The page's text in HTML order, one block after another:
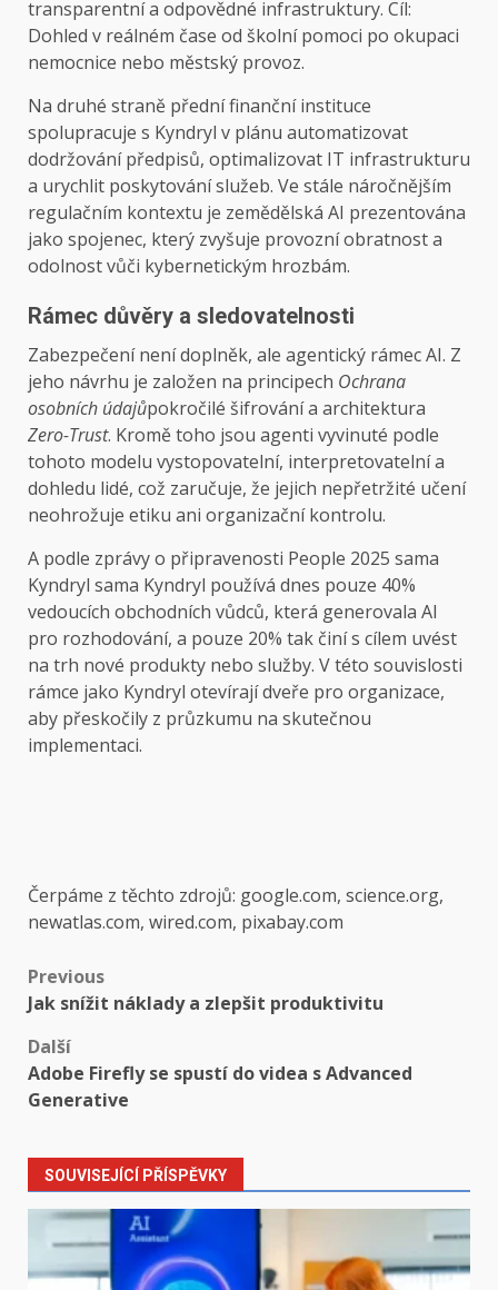
transparentní a odpovědné infrastruktury. Cíl:
Dohled v reálném čase od školní pomoci po okupaci
nemocnice nebo městský provoz.
Na druhé straně přední finanční instituce
spolupracuje s Kyndryl v plánu automatizovat
dodržování předpisů, optimalizovat IT infrastrukturu
a urychlit poskytování služeb. Ve stále náročnějším
regulačním kontextu je zemědělská AI prezentována
jako spojenec, který zvyšuje provozní obratnost a
odolnost vůči kybernetickým hrozbám.
Rámec důvěry a sledovatelnosti
Zabezpečení není doplněk, ale agentický rámec AI. Z
jeho návrhu je založen na principech Ochrana
osobních údajůpokročilé šifrování a architektura
Zero-Trust. Kromě toho jsou agenti vyvinuté podle
tohoto modelu vystopovatelní, interpretovatelní a
dohledu lidé, což zaručuje, že jejich nepřetržité učení
neohrožuje etiku ani organizační kontrolu.
A podle zprávy o připravenosti People 2025 sama
Kyndryl sama Kyndryl používá dnes pouze 40%
vedoucích obchodních vůdců, která generovala AI
pro rozhodování, a pouze 20% tak činí s cílem uvést
na trh nové produkty nebo služby. V této souvislosti
rámce jako Kyndryl otevírají dveře pro organizace,
aby přeskočily z průzkumu na skutečnou
implementaci.
Čerpáme z těchto zdrojů: google.com, science.org,
newatlas.com, wired.com, pixabay.com
Post
navigation
Previous
Jak snížit náklady a zlepšit produktivitu
Další
Adobe Firefly se spustí do videa s Advanced
Generative
SOUVISEJÍCÍ PŘÍSPĚVKY